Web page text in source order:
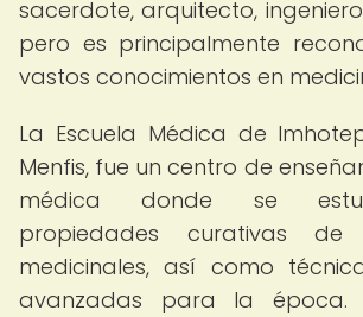
sacerdote, arquitecto,
pero es principalmente
vastos conocimientos en
La Escuela Médica de
Menfis, fue un centro de
médica donde se
propiedades curativas
medicinales, así como
avanzadas para la época.